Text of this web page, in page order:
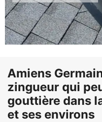
Amiens
zingueur qui
gouttière dans
et ses environs